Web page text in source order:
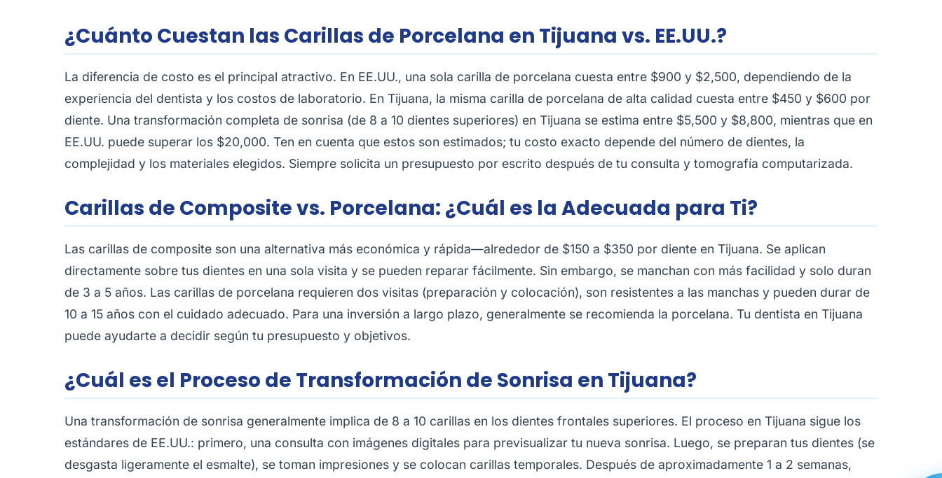
¿Cuánto Cuestan las Carillas de Porcelana en Tijuana vs. EE.UU.?
La diferencia de costo es el principal atractivo. En EE.UU., una sola carilla de porcelana cuesta entre $900 y $2,500, dependiendo de la
experiencia del dentista y los costos de laboratorio. En Tijuana, la misma carilla de porcelana de alta calidad cuesta entre $450 y $600 por
diente. Una transformación completa de sonrisa (de 8 a 10 dientes superiores) en Tijuana se estima entre $5,500 y $8,800, mientras que en
EE.UU. puede superar los $20,000. Ten en cuenta que estos son estimados; tu costo exacto depende del número de dientes, la
complejidad y los materiales elegidos. Siempre solicita un presupuesto por escrito después de tu consulta y tomografía computarizada.
Carillas de Composite vs. Porcelana: ¿Cuál es la Adecuada para Ti?
Las carillas de composite son una alternativa más económica y rápida—alrededor de $150 a $350 por diente en Tijuana. Se aplican
directamente sobre tus dientes en una sola visita y se pueden reparar fácilmente. Sin embargo, se manchan con más facilidad y solo duran
de 3 a 5 años. Las carillas de porcelana requieren dos visitas (preparación y colocación), son resistentes a las manchas y pueden durar de
10 a 15 años con el cuidado adecuado. Para una inversión a largo plazo, generalmente se recomienda la porcelana. Tu dentista en Tijuana
puede ayudarte a decidir según tu presupuesto y objetivos.
¿Cuál es el Proceso de Transformación de Sonrisa en Tijuana?
Una transformación de sonrisa generalmente implica de 8 a 10 carillas en los dientes frontales superiores. El proceso en Tijuana sigue los
estándares de EE.UU.: primero, una consulta con imágenes digitales para previsualizar tu nueva sonrisa. Luego, se preparan tus dientes (se
desgasta ligeramente el esmalte), se toman impresiones y se colocan carillas temporales. Después de aproximadamente 1 a 2 semanas,